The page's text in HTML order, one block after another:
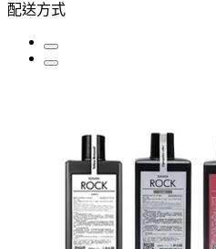
配送方式